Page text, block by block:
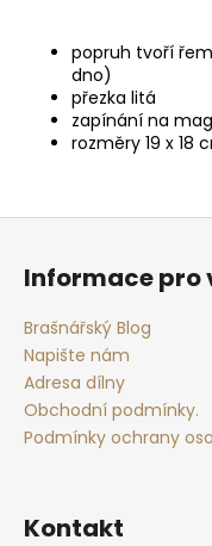
popruh tvoří
dno)
přezka litá
zapínání na
rozměry 19 x 18
Z
Informace pro
Brašnářský Blog
Napište nám
Adresa dílny
Obchodní podmínky.
Podmínky ochrany
Kontakt